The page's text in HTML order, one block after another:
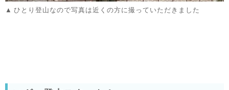
ひとり登山なので写真は近くの方に撮っていただきました